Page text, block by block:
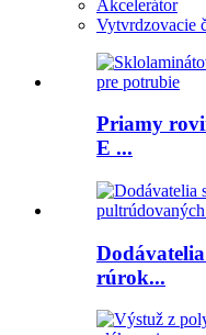
Akcelerátor
Vytvrdzovacie
Priamy
E ...
rúrok...